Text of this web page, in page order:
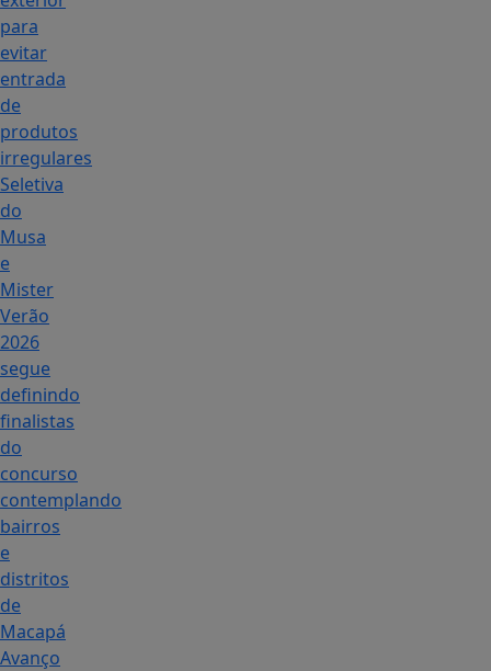
para
evitar
entrada
de
produtos
irregulares
Seletiva
do
Musa
e
Mister
Verão
2026
segue
definindo
finalistas
do
concurso
contemplando
bairros
e
distritos
de
Macapá
Avanço